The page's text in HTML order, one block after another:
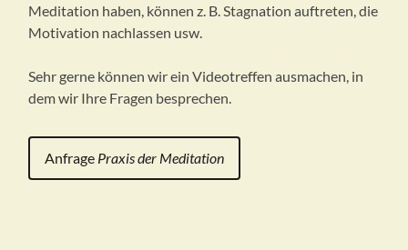
Meditation haben, können z. B. Stagnation auftreten, die
Motivation nachlassen usw.
Sehr gerne können wir ein Videotreffen ausmachen, in
dem wir Ihre Fragen besprechen.
Anfrage Praxis der Meditation